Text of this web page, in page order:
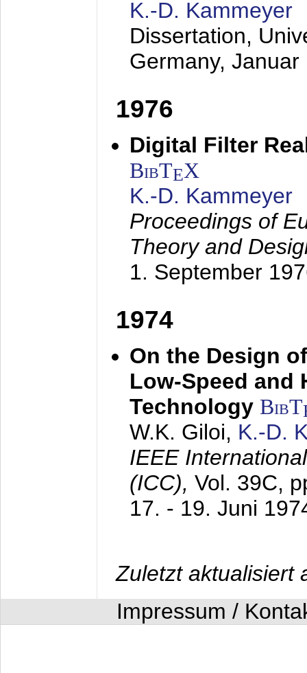
K.-D. Kammeyer
Dissertation,
Germany, Januar
1976
Digital Filter
BibTEX
K.-D. Kammeyer
Proceedings of
Theory and
1. September
1974
On the Design
Low-Speed and
Technology BibT
W.K. Giloi, K.-D.
IEEE
(ICC), Vol. 39C,
17. - 19. Juni
Zuletzt aktualisiert
Impressum /